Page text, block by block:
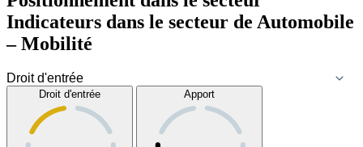
Indicateurs dans le secteur de Automobile
– Mobilité
Droit d'entrée Apport